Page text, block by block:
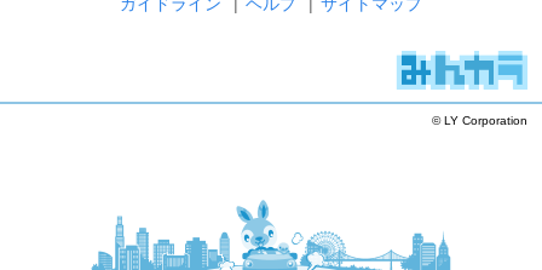
© LY Corporation